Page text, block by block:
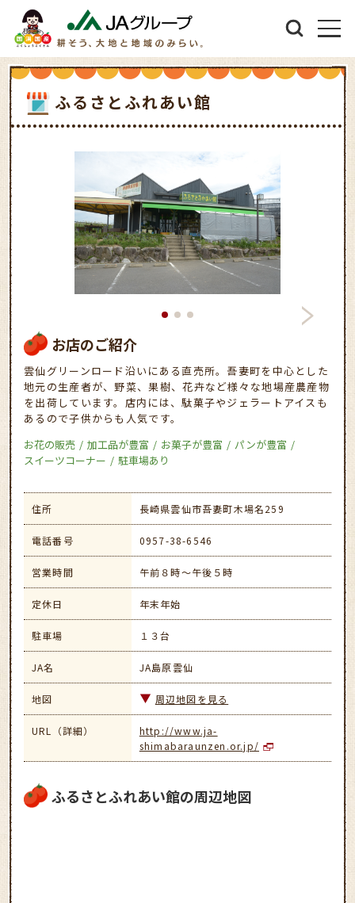
ふるさとふれあい館
お店のご紹介
雲仙グリーンロード沿いにある直売所。吾妻町を中心とした
地元の生産者が、野菜、果樹、花卉など様々な地場産農産物
を出荷しています。店内には、駄菓子やジェラートアイスも
あるので子供からも人気です。
お花の販売
加工品が豊富 お菓子が豊富
パンが豊富
スイーツコーナー
駐車場あり
住所 長崎県雲仙市吾妻町木場名259
電話番号 0957-38-6546
営業時間 午前８時～午後５時
定休日 年末年始
駐車場 １３台
JA名 JA島原雲仙
地図 周辺地図を見る
URL（詳細）
http://www.ja-
shimabaraunzen.or.jp/
ふるさとふれあい館の周辺地図